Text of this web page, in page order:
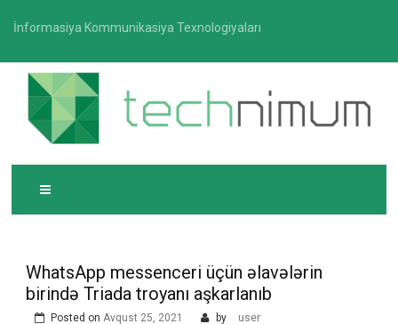
İnformasiya Kommunikasiya Texnologiyaları
TECHNIMUM
İnformasiya-kommunikasiya texnologiyaları üzrə
media platforması
WhatsApp messenceri üçün əlavələrin
birində Triada troyanı aşkarlanıb
Posted on Avqust 25, 2021 by user